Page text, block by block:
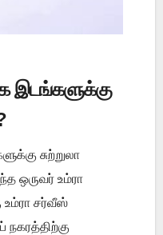
இடங்களுக்கு
சுற்றுலா
ஒருவர் உம்ரா
உம்ரா சர்வீஸ்
நகரத்திற்கு